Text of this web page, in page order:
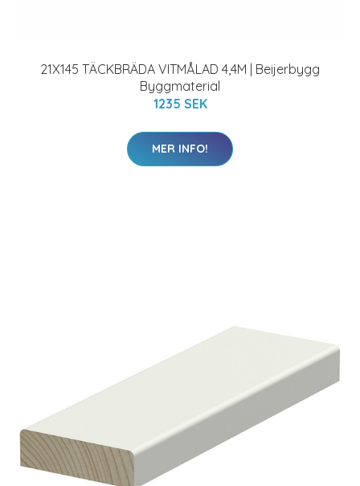
21X145 TÄCKBRÄDA VITMÅLAD 4,4M | Beijerbygg
Byggmaterial
1235 SEK
MER INFO!